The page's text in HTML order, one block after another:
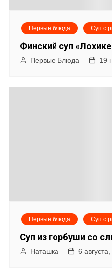
Первые блюда Суп с
Финский суп
Первые Блюда 19
Первые блюда Суп с
Суп из горбуши со
Наташка 6